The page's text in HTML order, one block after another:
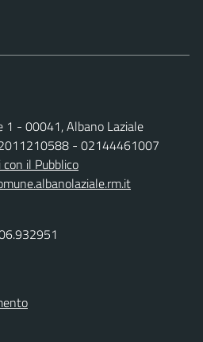
1 - 00041, Albano Laziale
- 02144461007
con il Pubblico